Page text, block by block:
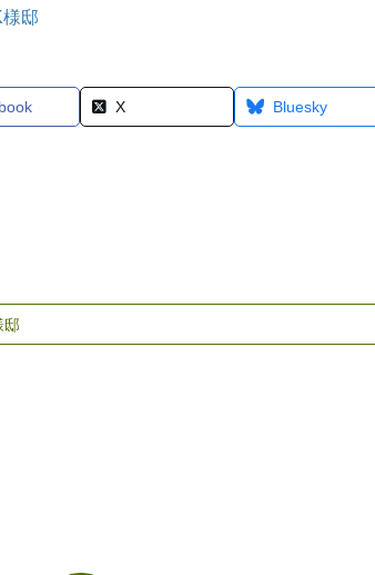
邸
X Bluesky
邸